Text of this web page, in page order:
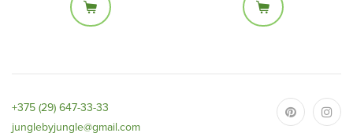
Размеры:
Размеры:
+375 (29) 647-33-33
junglebyjungle@gmail.com